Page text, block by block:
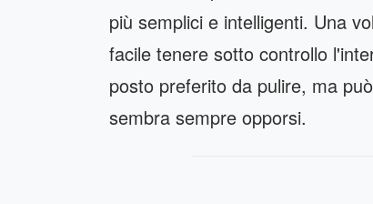
più semplici e intelligenti. Una
facile tenere sotto controllo
posto preferito da pulire, ma
sembra sempre opporsi.